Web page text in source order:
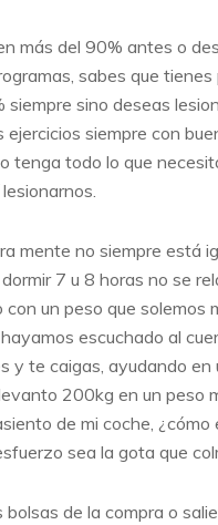
más del 90% antes o
sabes que
sino deseas
ejercicios siempre con
tenga todo lo que
mente no siempre está
7 u 8 horas no se
con un peso que
escuchado al
y te caigas, ayudando
200kg en un peso
de mi coche,
sea la gota que
de la compra o